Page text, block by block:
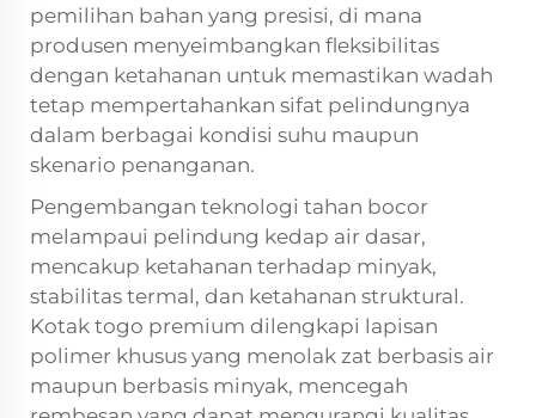
pemilihan bahan yang presisi, di mana
produsen menyeimbangkan fleksibilitas
dengan ketahanan untuk memastikan wadah
tetap mempertahankan sifat pelindungnya
dalam berbagai kondisi suhu maupun
skenario penanganan.
Pengembangan teknologi tahan bocor
melampaui pelindung kedap air dasar,
mencakup ketahanan terhadap minyak,
stabilitas termal, dan ketahanan struktural.
Kotak togo premium dilengkapi lapisan
polimer khusus yang menolak zat berbasis air
maupun berbasis minyak, mencegah